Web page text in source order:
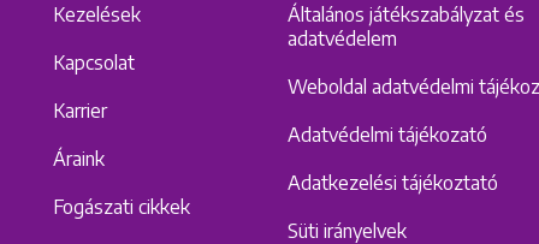
Kezelések
Kapcsolat
Karrier
Áraink
Fogászati cikkek
Általános játékszabályzat és
adatvédelem
Weboldal adatvédelmi
Adatvédelmi tájékozató
Adatkezelési tájékoztató
Süti irányelvek